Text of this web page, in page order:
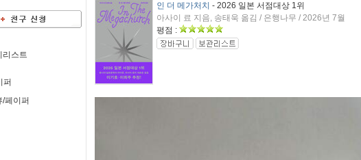
리스트
퍼
/페이퍼
인 더 메가처치 - 2026 일본 서점대상 1위
아사이 료 지음, 송태욱 옮김 / 은행나무 / 2026년 7월
평점 :